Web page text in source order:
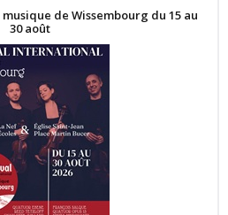
de Wissembourg du 15 au
30 août